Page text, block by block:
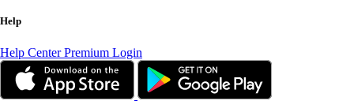
Help
Help CenterPremium Login